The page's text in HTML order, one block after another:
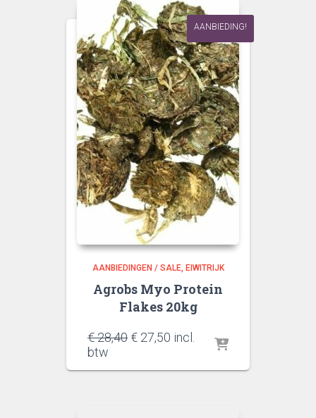
AANBIEDING!
AANBIEDINGEN / SALE EIWITRIJK
Agrobs Myo Protein
Flakes 20kg
€28,40 Oorspronkelijke
€ 27,50 Huidige
incl.
btw